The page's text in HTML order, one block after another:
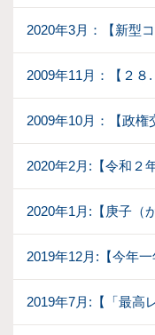
2020年3月：【新型
2009年11月：【２８.
2009年10月：【政権
2020年2月:【令和２
2020年1月:【庚子（
2019年12月:【今年一
2019年7月:【「最高